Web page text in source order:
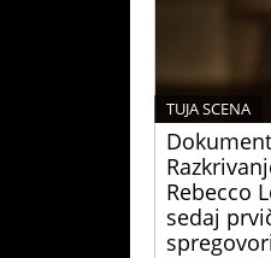
Rebecco
sedaj
TUJA SCENA